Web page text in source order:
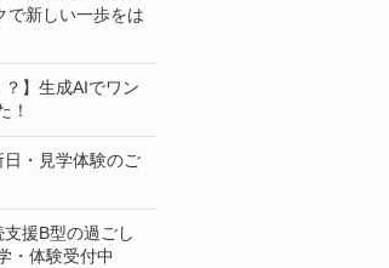
で新しい一歩をは
？】生成AIでワン
！
日・見学体験のご
援B型の過ごし
・体験受付中